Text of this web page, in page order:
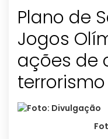
Plano de
Jogos
ações de
terrorismo